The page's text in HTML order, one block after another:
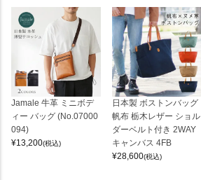
Jamale 牛革 ミニボデ
ィー バッグ (No.07000
094)
¥13,200(税込)
日本製 ボストンバッグ
帆布 栃木レザー ショル
ダーベルト付き 2WAY
キャンバス 4FB
¥28,600(税込)